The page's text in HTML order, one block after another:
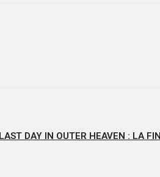
DAY IN OUTER HEAVEN : LA